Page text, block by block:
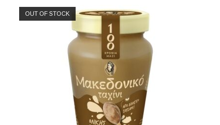
OUT OF STOCK